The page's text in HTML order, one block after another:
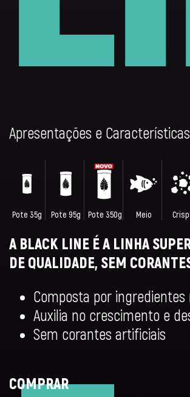
Apresentações e
Pote 35g Pote 95g Pote 350g Meio
A BLACK LINE É A LINHA
DE QUALIDADE, SEM
Composta por
Auxilia no crescimento e
Sem corantes artificiais
COMPRAR